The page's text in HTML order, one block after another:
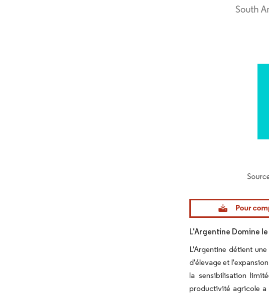
Image © Mordor Intelligence.
L'Argentine Domine
L'Argentine détient
d'élevage et
la sensibilisation
productivité agricole a